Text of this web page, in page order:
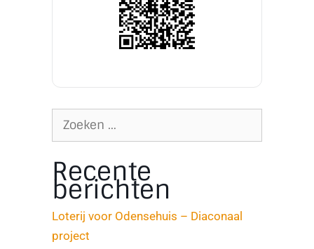
Recente
berichten
Loterij voor Odensehuis – Diaconaal
project